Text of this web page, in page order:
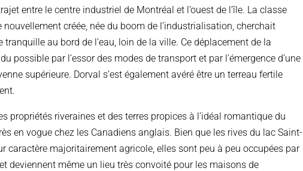
entre le centre industriel de Montréal et l’ouest de l’île. La classe
nouvellement créée, née du boom de l’industrialisation, cherchait
tranquille au bord de l’eau, loin de la ville. Ce déplacement de la
possible par l’essor des modes de transport et par l’émergence d’une
supérieure. Dorval s’est également avéré être un terreau fertile
propriétés riveraines et des terres propices à l’idéal romantique du
en vogue chez les Canadiens anglais. Bien que les rives du lac Saint-
caractère majoritairement agricole, elles sont peu à peu occupées par
deviennent même un lieu très convoité pour les maisons de